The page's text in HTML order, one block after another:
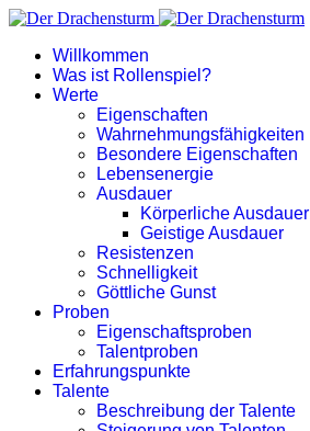
Willkommen
Was ist Rollenspiel?
Werte
Eigenschaften
Wahrnehmungsfähigkeiten
Besondere Eigenschaften
Lebensenergie
Ausdauer
Körperliche Ausdauer
Geistige Ausdauer
Resistenzen
Schnelligkeit
Göttliche Gunst
Proben
Eigenschaftsproben
Talentproben
Erfahrungspunkte
Talente
Beschreibung der Talente